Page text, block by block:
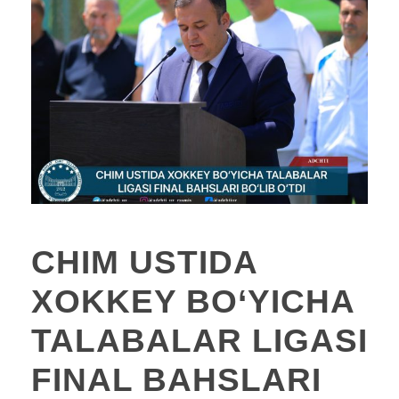
CHIM USTIDA
XOKKEY BO‘YICHA
TALABALAR LIGASI
FINAL BAHSLARI